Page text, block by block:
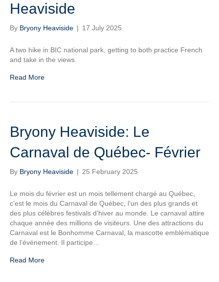
Heaviside
By Bryony Heaviside | 17 July 2025
A two hike in BIC national park, getting to both practice French
and take in the views.
Read More
Bryony Heaviside: Le
Carnaval de Québec- Février
By Bryony Heaviside | 25 February 2025
Le mois du février est un mois tellement chargé au Québec,
c’est le mois du Carnaval de Québec, l’un des plus grands et
des plus célèbres festivals d’hiver au monde. Le carnaval attire
chaque année des millions de visiteurs. Une des attractions du
Carnaval est le Bonhomme Carnaval, la mascotte emblématique
de l’événement. Il participe…
Read More